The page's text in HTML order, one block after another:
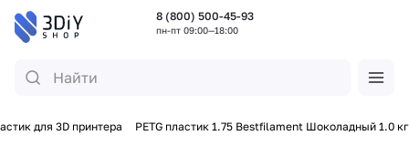
8 (800) 500-45-93
пн-пт 09:00—18:00
для 3D принтера PETG пластик 1.75 Bestfilament Шоколадный 1.0 кг